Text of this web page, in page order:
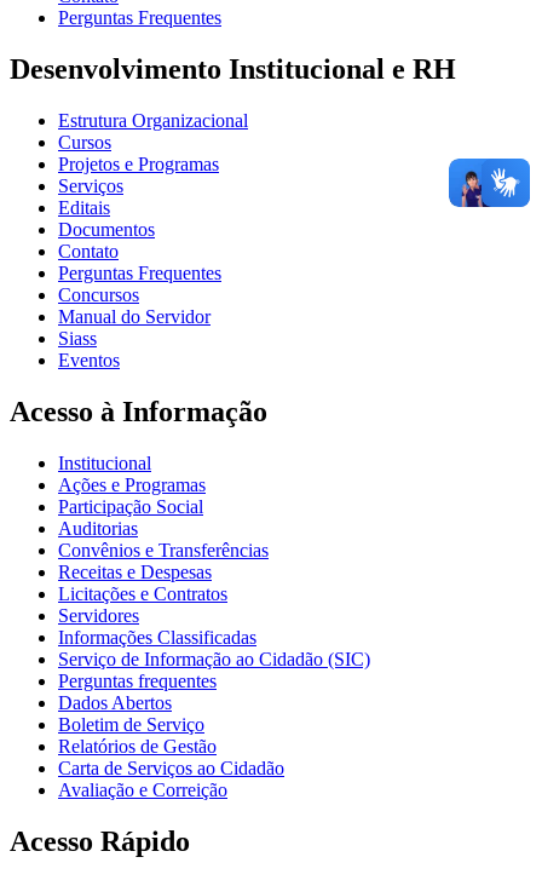
Perguntas Frequentes
Desenvolvimento Institucional e RH
Estrutura Organizacional
Cursos
Projetos e Programas
Serviços
Editais
Documentos
Contato
Perguntas Frequentes
Concursos
Manual do Servidor
Siass
Eventos
Acesso à Informação
Institucional
Ações e Programas
Participação Social
Auditorias
Convênios e Transferências
Receitas e Despesas
Licitações e Contratos
Servidores
Informações Classificadas
Serviço de Informação ao Cidadão (SIC)
Perguntas frequentes
Dados Abertos
Boletim de Serviço
Relatórios de Gestão
Carta de Serviços ao Cidadão
Avaliação e Correição
Acesso Rápido